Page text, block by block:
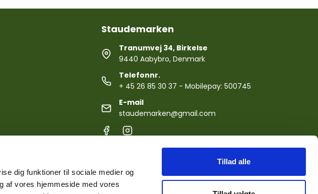
dig funktioner til sociale medier og
af vores hjemmeside med vores
Tillad alle
Staudemarken
Tranumvej 34, Birkelse
9440 Aabybro, Denmark
Telefonnr.
+ 45 26 85 30 37 - Mobilepay: 500745
E-mail
staudemarken@gmail.com